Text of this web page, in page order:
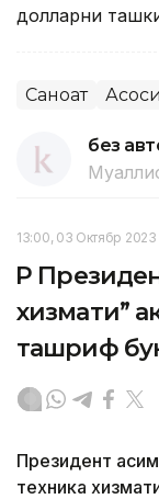
долларни
Саноат
без
13:00, 03 Октябр 2023
ҚР
хизмати”
ташриф
Президент
техника